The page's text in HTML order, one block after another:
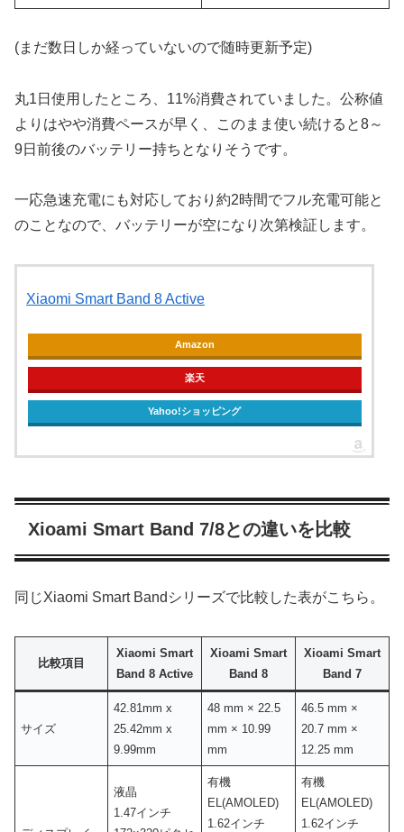
(まだ数日しか経っていないので随時更新予定)
丸1日使用したところ、11%消費されていました。公称値
よりはやや消費ペースが早く、このまま使い続けると8～
9日前後のバッテリー持ちとなりそうです。
一応急速充電にも対応しており約2時間でフル充電可能と
のことなので、バッテリーが空になり次第検証します。
Xiaomi Smart Band 8 Active
Amazon
楽天
Yahoo!ショッピング
Xioami Smart Band 7/8との違いを比較
同じXiaomi Smart Bandシリーズで比較した表がこちら。
比較項目
Xiaomi Smart
Band 8 Active
Xioami Smart
Band 8
Xioami Smart
Band 7
サイズ
42.81mm x
25.42mm x
9.99mm
48 mm × 22.5
mm × 10.99
mm
46.5 mm ×
20.7 mm ×
12.25 mm
液晶
1.47インチ
有機
EL(AMOLED)
1.62インチ
有機
EL(AMOLED)
1.62インチ